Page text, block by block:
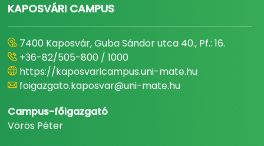
KAPOSVÁRI CAMPUS
7400 Kaposvár, Guba Sándor utca 40., Pf.: 16.
+36-82/505-800 / 1000
https://kaposvaricampus.uni-mate.hu
foigazgato.kaposvar@uni-mate.hu
Campus-főigazgató
Vörös Péter